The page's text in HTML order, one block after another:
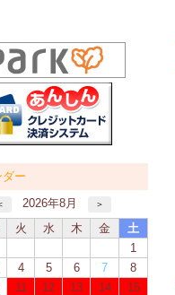
ダー
2026年8月 ＞
火 水 木 金
土
1
4 5 6 7
8
11 12 13 14
15